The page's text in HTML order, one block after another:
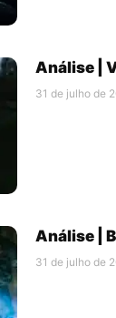
Análise |
31 de julho de
Análise |
31 de julho de